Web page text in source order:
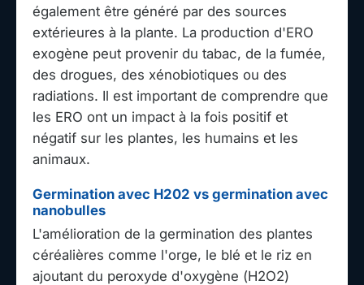
également être généré par des sources
extérieures à la plante. La production d'ERO
exogène peut provenir du tabac, de la fumée,
des drogues, des xénobiotiques ou des
radiations. Il est important de comprendre que
les ERO ont un impact à la fois positif et
négatif sur les plantes, les humains et les
animaux.
Germination avec H202 vs germination avec
nanobulles
L'amélioration de la germination des plantes
céréalières comme l'orge, le blé et le riz en
ajoutant du peroxyde d'oxygène (H2O2)